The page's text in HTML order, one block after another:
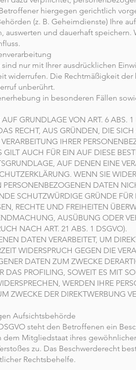
hiergegen gerichtlich
(z. B. Geheimdienste) Ihre
auswerten und dauerhaft speichern.
nur mit Ihrer ausdrücklichen
widerrufen. Die Rechtmäßigkeit
unberührt.
in besonderen Fällen
GRUNDLAGE VON ART. 6 ABS. 1
RECHT, AUS GRÜNDEN, DIE
IHRER
GILT AUCH FÜR EIN AUF DIESE
AUF DENEN EINE
WENN SIE
DATEN
SCHUTZWÜRDIGE GRÜNDE FÜR
RECHTE UND FREIHEITEN
AUSÜBUNG ODER
NACH ART. 21 ABS. 1 DSGVO).
DATEN VERARBEITET, UM
WIDERSPRUCH GEGEN DIE
DATEN ZUM ZWECKE
DAS PROFILING, SOWEIT ES MIT
WERDEN IHRE
ZWECKE DER DIREKTWERBUNG
Aufsichtsbehörde
steht den Betroffenen ein
Mitgliedstaat ihres
zu. Das Beschwerderecht
Rechtsbehelfe.